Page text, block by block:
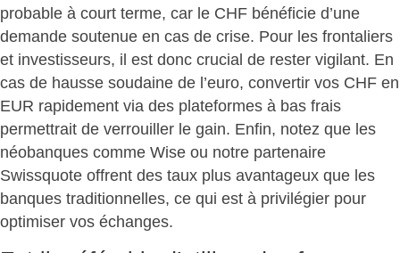
probable à court terme, car le CHF bénéficie d’une
demande soutenue en cas de crise. Pour les frontaliers
et investisseurs, il est donc crucial de rester vigilant. En
cas de hausse soudaine de l’euro, convertir vos CHF en
EUR rapidement via des plateformes à bas frais
permettrait de verrouiller le gain. Enfin, notez que les
néobanques comme Wise ou notre partenaire
Swissquote offrent des taux plus avantageux que les
banques traditionnelles, ce qui est à privilégier pour
optimiser vos échanges.